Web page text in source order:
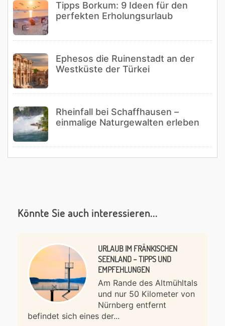
Tipps Borkum: 9 Ideen für den
perfekten Erholungsurlaub
Ephesos die Ruinenstadt an der
Westküste der Türkei
Rheinfall bei Schaffhausen –
einmalige Naturgewalten erleben
Könnte Sie auch interessieren...
URLAUB IM FRÄNKISCHEN
SEENLAND – TIPPS UND
EMPFEHLUNGEN
Am Rande des Altmühltals
und nur 50 Kilometer von
Nürnberg entfernt
befindet sich eines der...